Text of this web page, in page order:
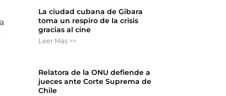
La ciudad cubana de Gibara
toma un respiro de la crisis
gracias al cine
Leer Más >>
Relatora de la ONU defiende a
jueces ante Corte Suprema de
Chile